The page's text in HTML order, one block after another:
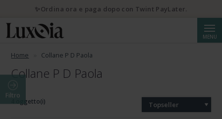
MENU
Home Collane P D Paola
Collane P D Paola
Filtro
4 oggetto(i) Topseller
✨Ordina ora e paga dopo con Twint PayLater.